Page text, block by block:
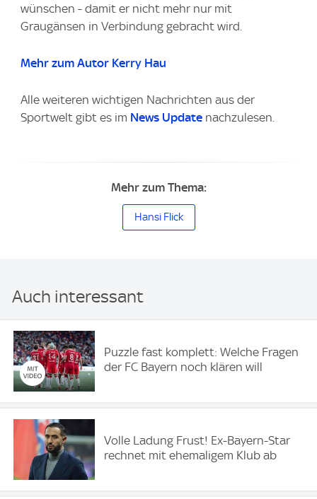
wünschen - damit er nicht mehr nur mit
Graugänsen in Verbindung gebracht wird.
Mehr zum Autor Kerry Hau
Alle weiteren wichtigen Nachrichten aus der
Sportwelt gibt es im News Update nachzulesen.
Mehr zum Thema:
Hansi Flick
Auch interessant
Puzzle fast komplett: Welche Fragen
der FC Bayern noch klären will
Volle Ladung Frust! Ex-Bayern-Star
rechnet mit ehemaligem Klub ab